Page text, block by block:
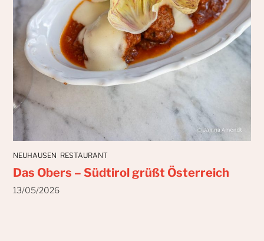
NEUHAUSEN RESTAURANT
Das Obers – Südtirol grüßt Österreich
13/05/2026